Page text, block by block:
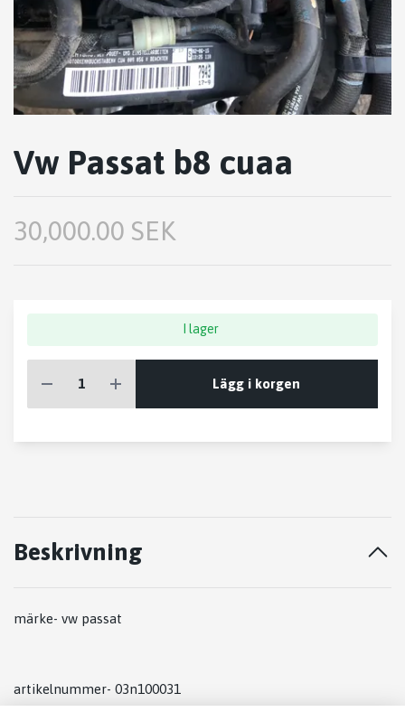
Vw Passat b8 cuaa
30,000.00 SEK
I lager
Lägg i korgen
Beskrivning
märke- vw passat
artikelnummer- 03n100031